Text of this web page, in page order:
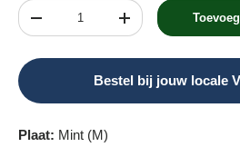
Aantal
Verlaag de hoeveelheid
Verhoog de
Bestel bij jouw locale
Plaat: Mint (M)